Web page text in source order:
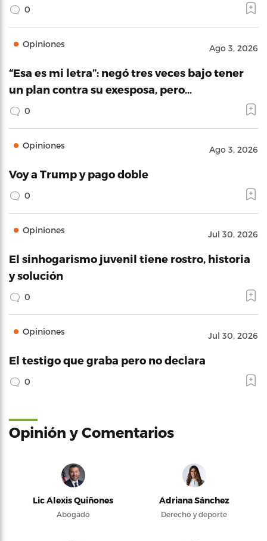
0
Opiniones Ago 3, 2026
“Esa es mi letra”: negó tres veces bajo tener
un plan contra su exesposa, pero…
0
Opiniones Ago 3, 2026
Voy a Trump y pago doble
0
Opiniones Jul 30, 2026
El sinhogarismo juvenil tiene rostro, historia
y solución
0
Opiniones Jul 30, 2026
El testigo que graba pero no declara
0
Opinión y Comentarios
Lic Alexis Quiñones
Abogado
Adriana Sánchez
Derecho y deporte